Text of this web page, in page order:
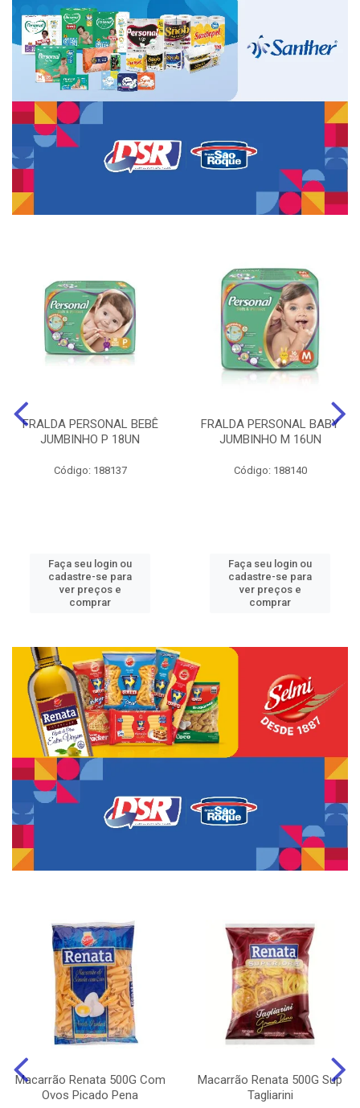
FRALDA PERSONAL BEBÊ
JUMBINHO P 18UN
Código: 188137
Faça seu login ou
cadastre-se para
ver preços e
comprar
FRALDA PERSONAL BABY
JUMBINHO M 16UN
Código: 188140
Faça seu login ou
cadastre-se para
ver preços e
comprar
Macarrão Renata 500G Com
Ovos Picado Pena
Macarrão Renata 500G Sup
Tagliarini